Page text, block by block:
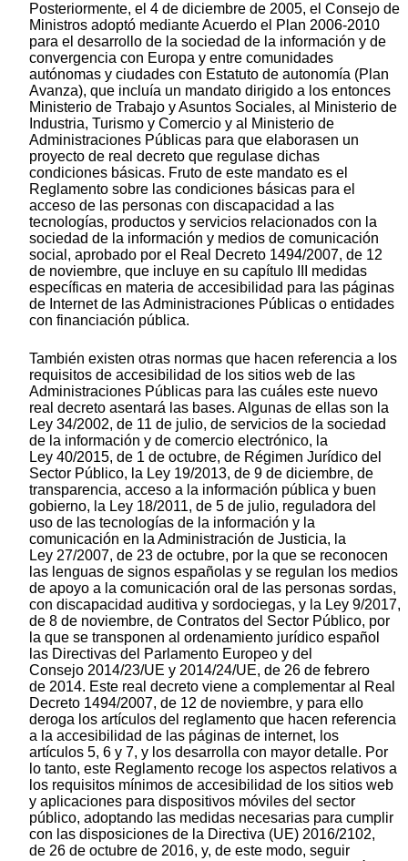
Posteriormente, el 4 de diciembre de 2005, el Consejo de
Ministros adoptó mediante Acuerdo el Plan 2006-2010
para el desarrollo de la sociedad de la información y de
convergencia con Europa y entre comunidades
autónomas y ciudades con Estatuto de autonomía (Plan
Avanza), que incluía un mandato dirigido a los entonces
Ministerio de Trabajo y Asuntos Sociales, al Ministerio de
Industria, Turismo y Comercio y al Ministerio de
Administraciones Públicas para que elaborasen un
proyecto de real decreto que regulase dichas
condiciones básicas. Fruto de este mandato es el
Reglamento sobre las condiciones básicas para el
acceso de las personas con discapacidad a las
tecnologías, productos y servicios relacionados con la
sociedad de la información y medios de comunicación
social, aprobado por el Real Decreto 1494/2007, de 12
de noviembre, que incluye en su capítulo III medidas
específicas en materia de accesibilidad para las páginas
de Internet de las Administraciones Públicas o entidades
con financiación pública.
También existen otras normas que hacen referencia a los
requisitos de accesibilidad de los sitios web de las
Administraciones Públicas para las cuáles este nuevo
real decreto asentará las bases. Algunas de ellas son la
Ley 34/2002, de 11 de julio, de servicios de la sociedad
de la información y de comercio electrónico, la
Ley 40/2015, de 1 de octubre, de Régimen Jurídico del
Sector Público, la Ley 19/2013, de 9 de diciembre, de
transparencia, acceso a la información pública y buen
gobierno, la Ley 18/2011, de 5 de julio, reguladora del
uso de las tecnologías de la información y la
comunicación en la Administración de Justicia, la
Ley 27/2007, de 23 de octubre, por la que se reconocen
las lenguas de signos españolas y se regulan los medios
de apoyo a la comunicación oral de las personas sordas,
con discapacidad auditiva y sordociegas, y la Ley 9/2017,
de 8 de noviembre, de Contratos del Sector Público, por
la que se transponen al ordenamiento jurídico español
las Directivas del Parlamento Europeo y del
Consejo 2014/23/UE y 2014/24/UE, de 26 de febrero
de 2014. Este real decreto viene a complementar al Real
Decreto 1494/2007, de 12 de noviembre, y para ello
deroga los artículos del reglamento que hacen referencia
a la accesibilidad de las páginas de internet, los
artículos 5, 6 y 7, y los desarrolla con mayor detalle. Por
lo tanto, este Reglamento recoge los aspectos relativos a
los requisitos mínimos de accesibilidad de los sitios web
y aplicaciones para dispositivos móviles del sector
público, adoptando las medidas necesarias para cumplir
con las disposiciones de la Directiva (UE) 2016/2102,
de 26 de octubre de 2016, y, de este modo, seguir